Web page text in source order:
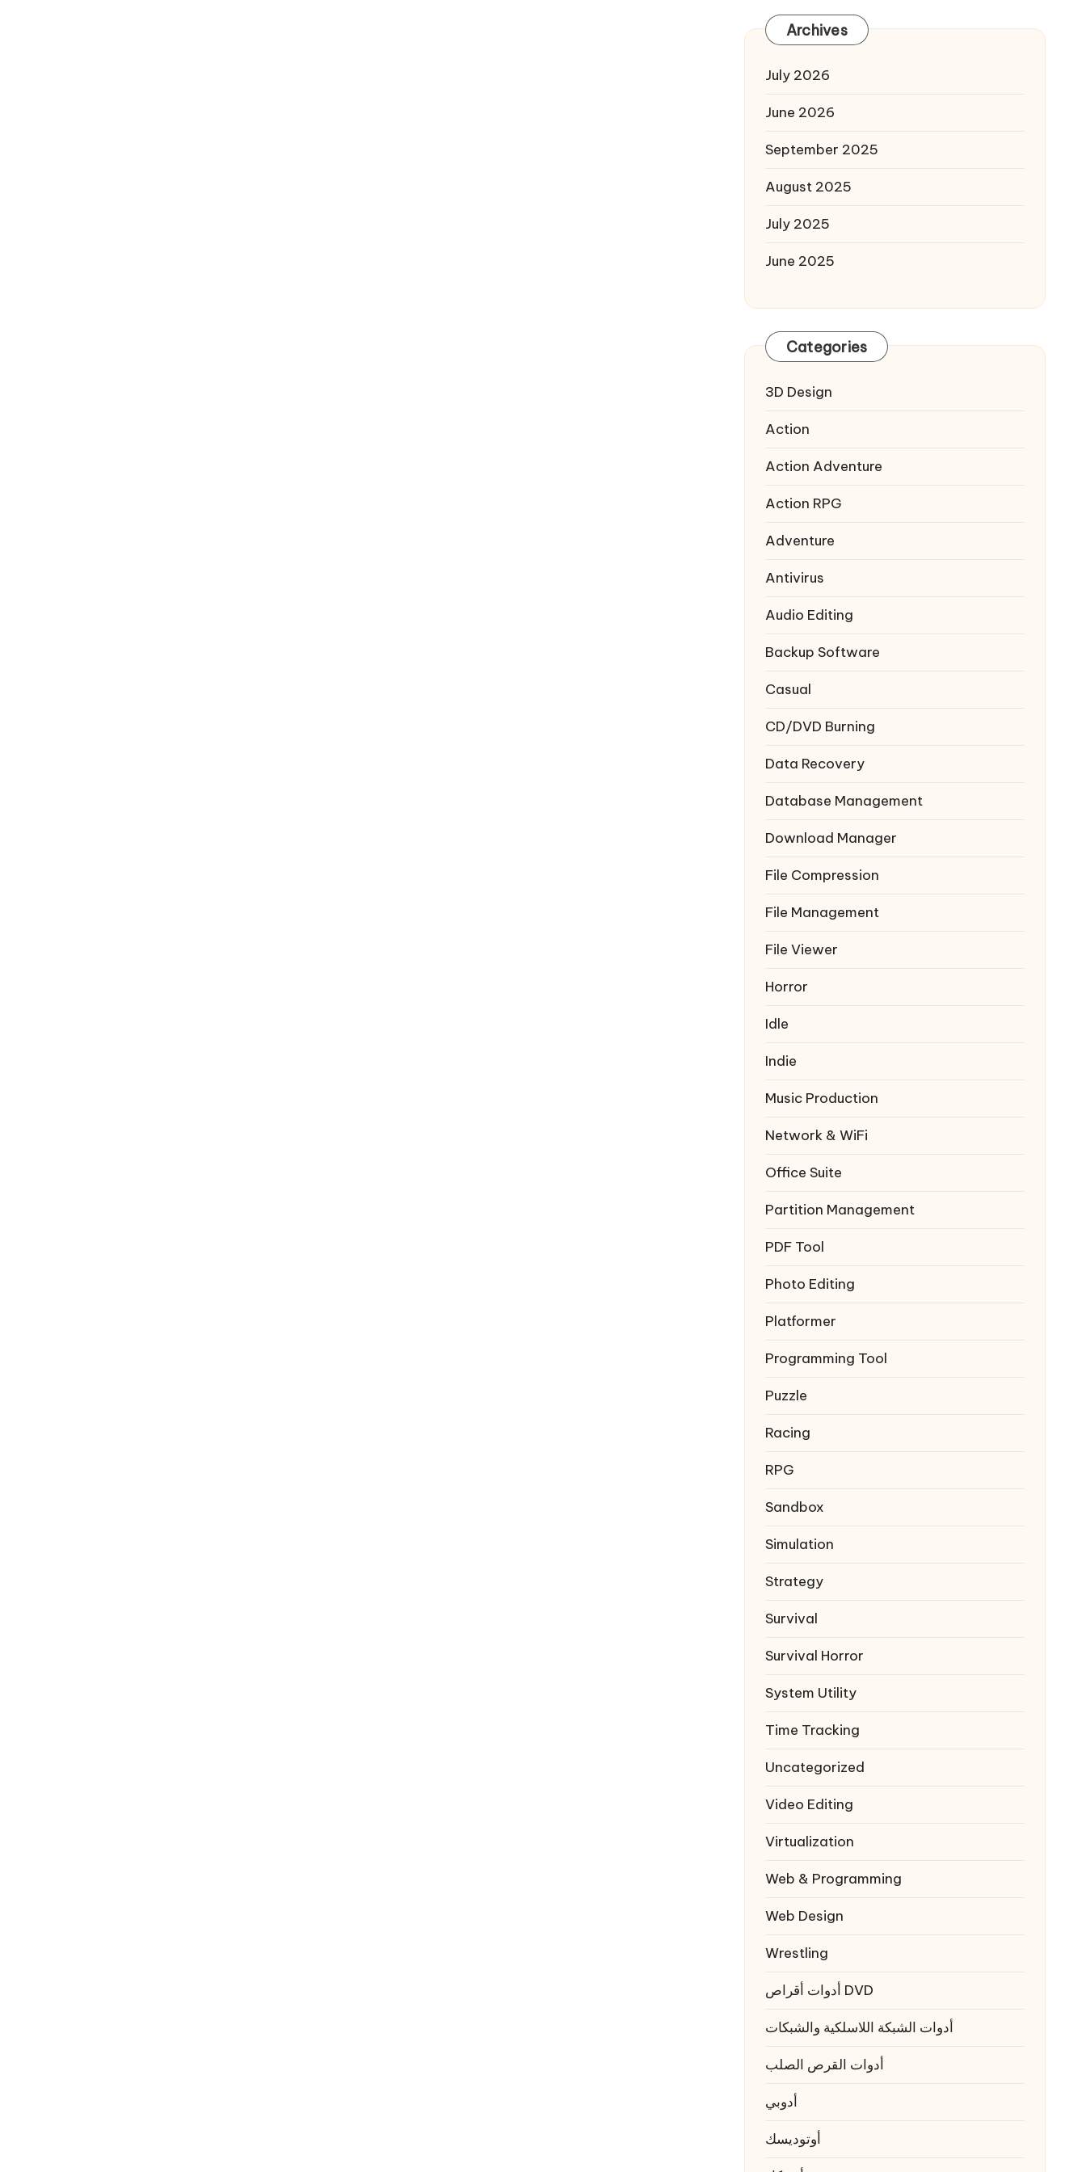
Archives
July 2026
June 2026
September 2025
August 2025
July 2025
June 2025
Categories
3D Design
Action
Action Adventure
Action RPG
Adventure
Antivirus
Audio Editing
Backup Software
Casual
CD/DVD Burning
Data Recovery
Database Management
Download Manager
File Compression
File Management
File Viewer
Horror
Idle
Indie
Music Production
Network & WiFi
Office Suite
Partition Management
PDF Tool
Photo Editing
Platformer
Programming Tool
Puzzle
Racing
RPG
Sandbox
Simulation
Strategy
Survival
Survival Horror
System Utility
Time Tracking
Uncategorized
Video Editing
Virtualization
Web & Programming
Web Design
Wrestling
أدوات أقراص DVD
أدوات الشبكة اللاسلكية والشبكات
أدوات القرص الصلب
أدوبي
أوتوديسك